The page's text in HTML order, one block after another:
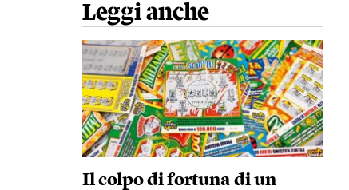
Leggi anche
Il colpo di fortuna di un